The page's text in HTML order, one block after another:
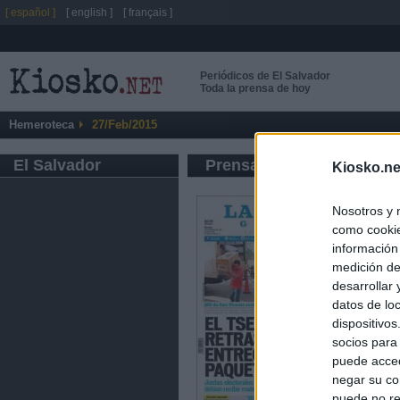
Nosotros y
como
medición
desarrollar
datos de
socios
puede
negar su
Periódicos de El Salvador
Toda la prensa de hoy
Hemeroteca 27/Feb/2015
El Salvador Prensa de Información
[ español ] [ english ] [ français ]